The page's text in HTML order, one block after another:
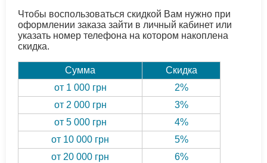
Чтобы воспользоваться скидкой Вам нужно при
оформлении заказа зайти в личный кабинет или
указать номер телефона на котором накоплена
скидка.
Сумма
Скидка
от 1 000 грн
2%
от 2 000 грн
3%
от 5 000 грн
4%
от 10 000 грн
5%
от 20 000 грн
6%